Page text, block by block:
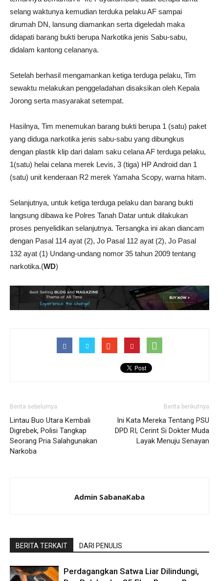
selang waktunya kemudian terduka pelaku AF sampai
dirumah DN, lansung diamankan serta digeledah maka
didapati barang bukti berupa Narkotika jenis Sabu-sabu,
didalam kantong celananya.
Setelah berhasil mengamankan ketiga terduga pelaku, Tim
sewaktu melakukan penggeladahan disaksikan oleh Kepala
Jorong serta masyarakat setempat.
Hasilnya, Tim menemukan barang bukti berupa 1 (satu) paket
yang diduga narkotika jenis sabu-sabu yang dibungkus
dengan plastik klip dari dalam saku celana AF terduga pelaku,
1(satu) helai celana merek Levis, 3 (tiga) HP Android dan 1
(satu) unit kenderaan R2 merek Yamaha Scopy, warna hitam.
Selanjutnya, untuk ketiga terduga pelaku dan barang bukti
langsung dibawa ke Polres Tanah Datar untuk dilakukan
proses penyelidikan selanjutnya. Tersangka ini akan diancam
dengan Pasal 114 ayat (2), Jo Pasal 112 ayat (2), Jo Pasal
132 ayat (1) Undang-undang nomor 35 tahun 2009 tentang
narkotika.(WD)
Berita sebelumya
Lintau Buo Utara Kembali
Digrebek, Polisi Tangkap
Seorang Pria Salahgunakan
Narkoba
Berita berikutnya
Ini Kata Mereka Tentang PSU
DPD RI, Cerint Si Dokter Muda
Layak Menuju Senayan
Admin SabanaKaba
BERITA TERKAIT DARI PENULIS
Perdagangkan Satwa Liar Dilindungi,